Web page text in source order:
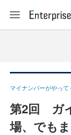
マイナンバーがやって
第2回 ガ
場、でも